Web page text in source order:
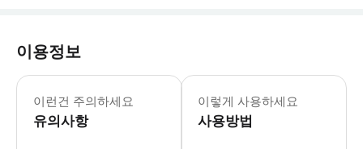
이용정보
이런건 주의하세요
유의사항
어린이 규정: - 키 100cm 미만 어린이
이렇게 사용하세요
사용방법